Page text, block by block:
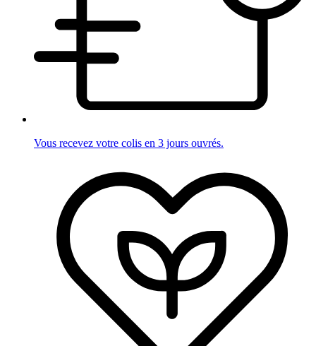
Vous recevez votre colis en 3 jours ouvrés.